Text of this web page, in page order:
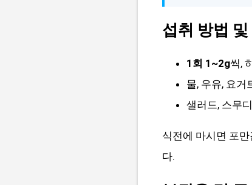
섭취 방법
1회 1~2g씩,
물, 우유, 요거
샐러드, 스무
식전에 마시면 포
다.